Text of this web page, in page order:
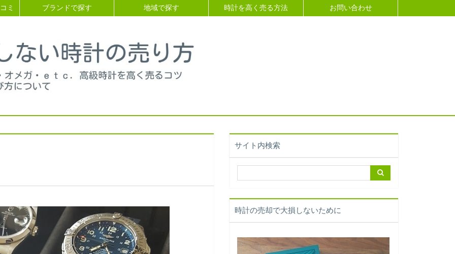
ミ ブランドで探す 地域で探す 時計を高く売る方法 お問い合わせ
サイト内検索
時計の売却で大損しないために